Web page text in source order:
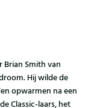
Brian Smith van
Hij wilde de
opwarmen na een
Classic-laars, het